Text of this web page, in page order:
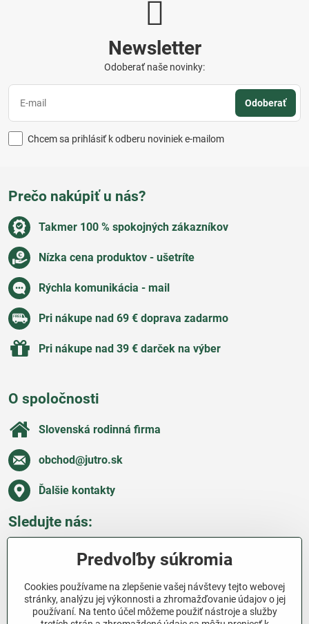
Newsletter
Odoberať naše novinky:
Odoberať
Chcem sa prihlásiť k odberu noviniek e-mailom
Prečo nakúpiť u nás?
Takmer 100 % spokojných zákazníkov
Nízka cena produktov - ušetríte
Rýchla komunikácia - mail
Pri nákupe nad 69 € doprava zadarmo
Pri nákupe nad 39 € darček na výber
O spoločnosti
Slovenská rodinná firma
obchod​@jutro​.sk
Ďalšie kontakty
Sledujte nás:
Všetko o nákupe
Ďakujeme za podporu
Predvoľby súkromia
Cookies používame na zlepšenie vašej návštevy tejto webovej
stránky, analýzu jej výkonnosti a zhromažďovanie údajov o jej
používaní. Na tento účel môžeme použiť nástroje a služby